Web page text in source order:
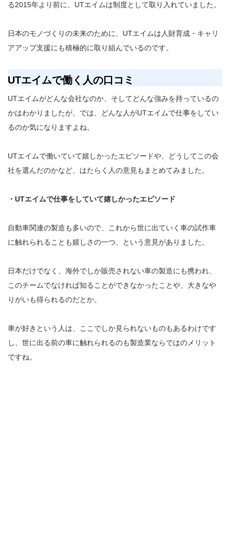
る2015年より前に、UTエイムは制度として取り入れていました。
日本のモノづくりの未来のために、UTエイムは人財育成・キャリ
アアップ支援にも積極的に取り組んでいるのです。
UTエイムで働く人の口コミ
UTエイムがどんな会社なのか、そしてどんな強みを持っているの
かはわかりましたが、では、どんな人がUTエイムで仕事をしてい
るのか気になりますよね。
UTエイムで働いていて嬉しかったエピソードや、どうしてこの会
社を選んだのかなど、はたらく人の意見もまとめてみました。
・UTエイムで仕事をしていて嬉しかったエピソード
自動車関連の製造も多いので、これから世に出ていく車の試作車
に触れられることも嬉しさの一つ、という意見がありました。
日本だけでなく、海外でしか販売されない車の製造にも携われ、
このチームでなければ知ることができなかったことや、大きなや
りがいも得られるのだとか。
車が好きという人は、ここでしか見られないものもあるわけです
し、世に出る前の車に触れられるのも製造業ならではのメリット
ですね。